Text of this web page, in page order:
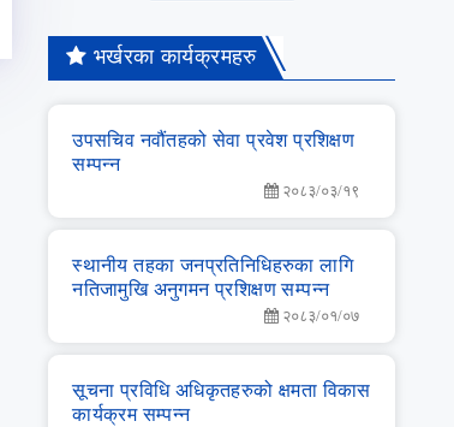
भर्खरका कार्यक्रमहरु
उपसचिव नवौंतहको सेवा प्रवेश प्रशिक्षण
सम्‍पन्‍न
२०८३/०३/१९
स्‍थानीय तहका जनप्रतिनिधिहरुका लागि
नतिजामुखि अनुगमन प्रशिक्षण सम्‍पन्‍न
२०८३/०१/०७
सूचना प्रविधि अधिकृतहरुको क्षमता विकास
कार्यक्रम सम्‍पन्‍न